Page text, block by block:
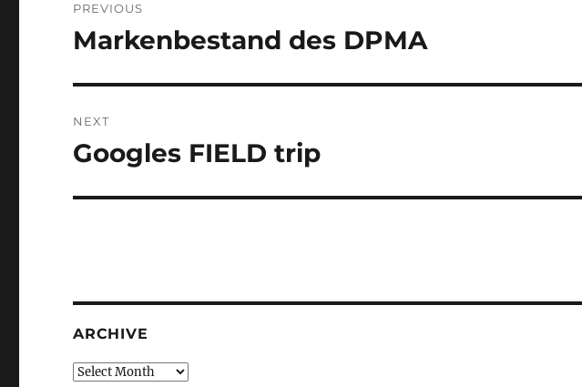
navigation
PREVIOUS
Previous
Markenbestand des DPMA
NEXT
Next
Googles FIELD trip
ARCHIVE
Archive